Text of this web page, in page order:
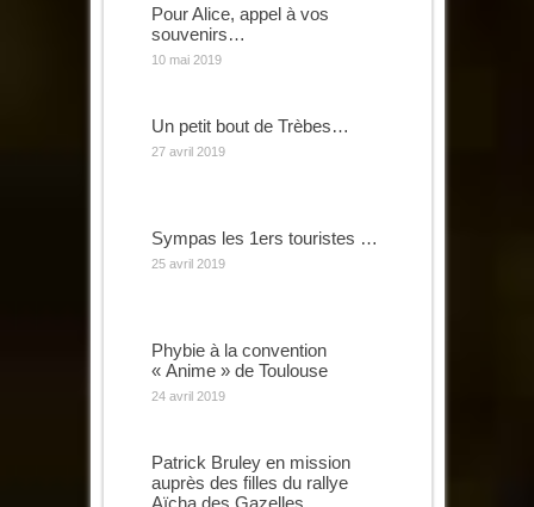
Pour Alice, appel à vos
souvenirs…
10 mai 2019
Un petit bout de Trèbes…
27 avril 2019
Sympas les 1ers touristes …
25 avril 2019
Phybie à la convention
« Anime » de Toulouse
24 avril 2019
Patrick Bruley en mission
auprès des filles du rallye
Aïcha des Gazelles